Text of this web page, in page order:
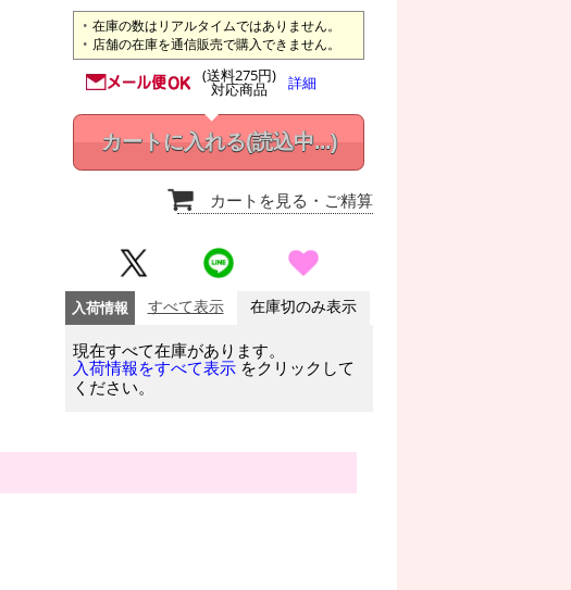
在庫の数はリアルタイムではありません。
店舗の在庫を通信販売で購入できません。
(送料275円)
対応商品 詳細
カートに入れる(読込中...)
カートを見る ・ご精算
入荷情報 すべて表示 在庫切のみ表示
現在すべて在庫があります。
入荷情報をすべて表示 をクリックして
ください。